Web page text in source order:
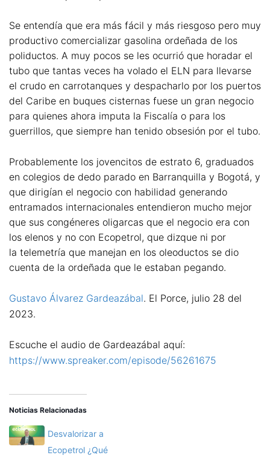
Se entendía que era más fácil y más riesgoso pero muy
productivo comercializar gasolina ordeñada de los
poliductos. A muy pocos se les ocurrió que horadar el
tubo que tantas veces ha volado el ELN para llevarse
el crudo en carrotanques y despacharlo por los puertos
del Caribe en buques cisternas fuese un gran negocio
para quienes ahora imputa la Fiscalía o para los
guerrillos, que siempre han tenido obsesión por el tubo.
Probablemente los jovencitos de estrato 6, graduados
en colegios de dedo parado en Barranquilla y Bogotá, y
que dirigían el negocio con habilidad generando
entramados internacionales entendieron mucho mejor
que sus congéneres oligarcas que el negocio era con
los elenos y no con Ecopetrol, que dizque ni por
la telemetría que manejan en los oleoductos se dio
cuenta de la ordeñada que le estaban pegando.
Gustavo Álvarez Gardeazábal. El Porce, julio 28 del
2023.
Escuche el audio de Gardeazábal aquí:
https://www.spreaker.com/episode/56261675
Noticias Relacionadas
Desvalorizar a
Ecopetrol ¿Qué